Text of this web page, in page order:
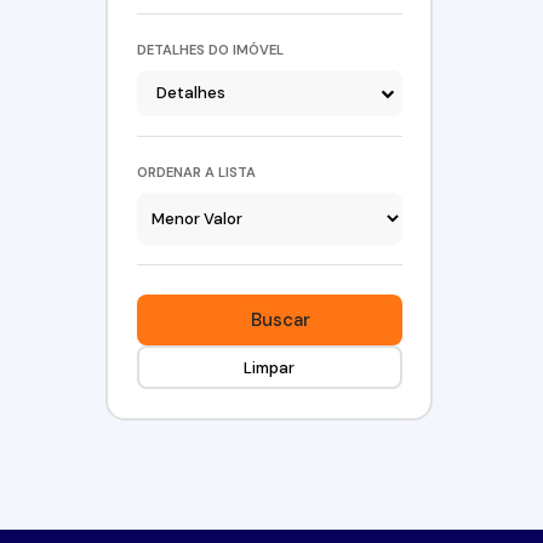
DETALHES DO IMÓVEL
Detalhes
ORDENAR A LISTA
Buscar
Limpar